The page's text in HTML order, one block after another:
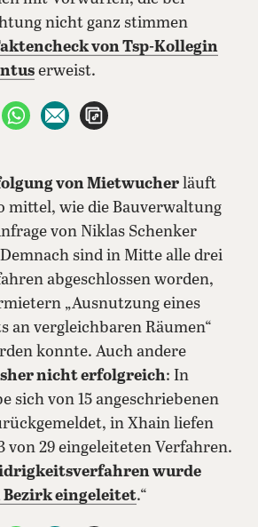
nicht ganz stimmen
von Tsp-Kollegin
erweist.
teilen
auf X teilenper WhatsApp teilen
per E-Mail teilen
von Mietwucher läuft
mittel, wie die Bauverwaltung
von Niklas Schenker
sind in Mitte alle drei
abgeschlossen worden,
„Ausnutzung eines
an vergleichbaren Räumen“
konnte. Auch andere
nicht erfolgreich: In
sich von 15 angeschriebenen
in Xhain liefen
von 29 eingeleiteten Verfahren.
wurde
Bezirkeingeleitet.“